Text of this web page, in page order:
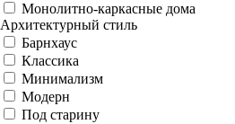
Монолитно-каркасные дома
Архитектурный стиль
Барнхаус
Классика
Минимализм
Модерн
Под старину